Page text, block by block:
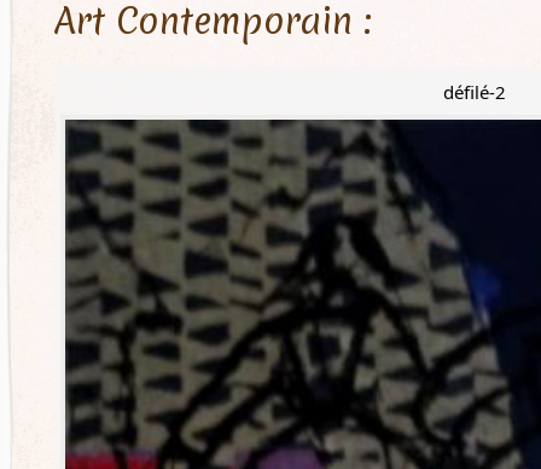
Art Contemporain :
défilé-2